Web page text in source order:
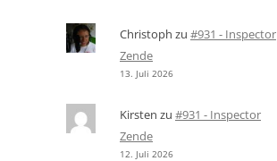
Christoph zu #931 - Inspector
Zende
13. Juli 2026
Kirsten zu #931 - Inspector
Zende
12. Juli 2026